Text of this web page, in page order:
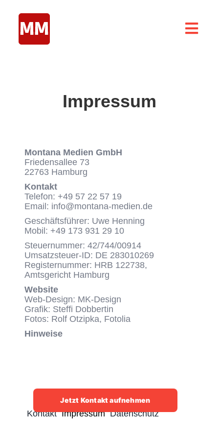
Inhalt
springen
Abo-Modelle
About
Blog
Impressum
Montana Medien GmbH
Friedensallee 73
22763 Hamburg
Kontakt
Telefon: +49 57 22 57 19
Email: info@montana-medien.de
Geschäftsführer: Uwe Henning
Mobil: +49 173 931 29 10
Steuernummer: 42/744/00914
Umsatzsteuer-ID: DE 283010269
Registernummer: HRB 122738,
Amtsgericht Hamburg
Website
Web-Design: MK-Design
Grafik: Steffi Dobbertin
Fotos: Rolf Otzipka, Fotolia
Hinweise
Kontakt Impressum Datenschutz
Jetzt Kontakt aufnehmen